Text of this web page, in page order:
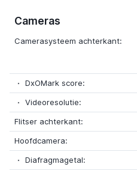
Cameras
Camerasysteem achterkant:
DxOMark score:
Videoresolutie:
Flitser achterkant:
Hoofdcamera:
Diafragmagetal: